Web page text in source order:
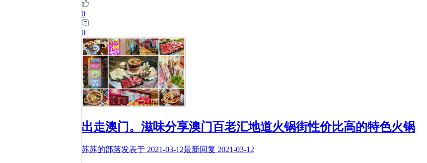
0
0
出走澳门。滋味分享澳门百老汇地道火锅街性价比高的特色火锅
苏苏的部落发表于 2021-03-12最新回复 2021-03-12